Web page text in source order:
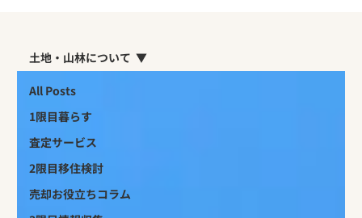
All Posts
1限目暮らす
査定サービス
2限目移住検討
売却お役立ちコラム
土地・山林について